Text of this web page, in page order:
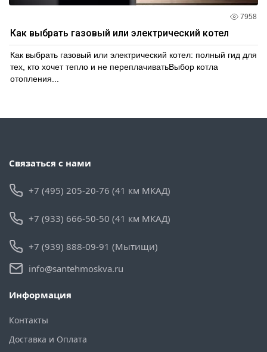
7958
Как выбрать газовый или электрический котел
Как выбрать газовый или электрический котел: полный гид для
тех, кто хочет тепло и не переплачиватьВыбор котла
отопления...
Связаться с нами
+7 (495) 205-20-76 (41 км МКАД)
+7 (933) 666-50-50 (41 км МКАД)
+7 (939) 888-09-91 (Мытищи)
info@santehmoskva.ru
Информация
Контакты
Доставка и Оплата